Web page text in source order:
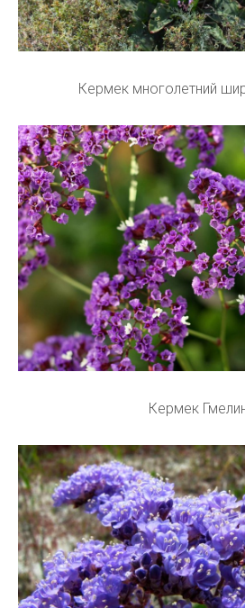
Кермек многолетний
Кермек